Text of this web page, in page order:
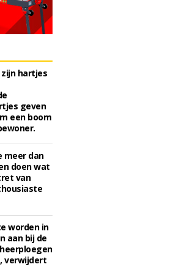
zijn hartjes
geven
een boom
meer dan
doen wat
van
worden in
aan bij de
verwijdert